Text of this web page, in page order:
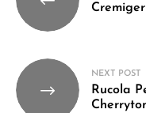
NEXT POST
Rucola